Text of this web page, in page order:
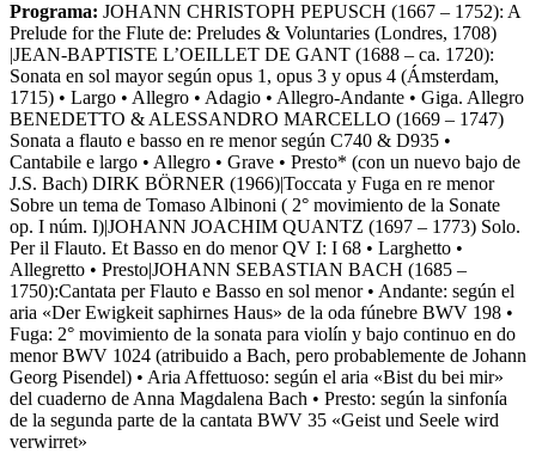
Programa: JOHANN CHRISTOPH PEPUSCH (1667 – 1752): A
Prelude for the Flute de: Preludes & Voluntaries (Londres, 1708)
|JEAN-BAPTISTE L’OEILLET DE GANT (1688 – ca. 1720):
Sonata en sol mayor según opus 1, opus 3 y opus 4 (Ámsterdam,
1715) • Largo • Allegro • Adagio • Allegro-Andante • Giga. Allegro
BENEDETTO & ALESSANDRO MARCELLO (1669 – 1747)
Sonata a flauto e basso en re menor según C740 & D935 •
Cantabile e largo • Allegro • Grave • Presto* (con un nuevo bajo de
J.S. Bach) DIRK BÖRNER (1966)|Toccata y Fuga en re menor
Sobre un tema de Tomaso Albinoni ( 2° movimiento de la Sonate
op. I núm. I)|JOHANN JOACHIM QUANTZ (1697 – 1773) Solo.
Per il Flauto. Et Basso en do menor QV I: I 68 • Larghetto •
Allegretto • Presto|JOHANN SEBASTIAN BACH (1685 –
1750):Cantata per Flauto e Basso en sol menor • Andante: según el
aria «Der Ewigkeit saphirnes Haus» de la oda fúnebre BWV 198 •
Fuga: 2° movimiento de la sonata para violín y bajo continuo en do
menor BWV 1024 (atribuido a Bach, pero probablemente de Johann
Georg Pisendel) • Aria Affettuoso: según el aria «Bist du bei mir»
del cuaderno de Anna Magdalena Bach • Presto: según la sinfonía
de la segunda parte de la cantata BWV 35 «Geist und Seele wird
verwirret»